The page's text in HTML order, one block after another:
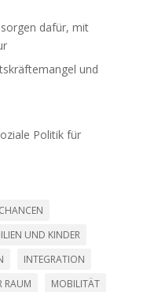
sorgen dafür, mit
und
Politik für
CHANCEN
UND KINDER
INTEGRATION
RAUM
MOBILITÄT